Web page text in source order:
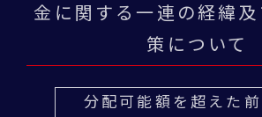
金に関する一連の経緯
策について
分配可能額を超えた